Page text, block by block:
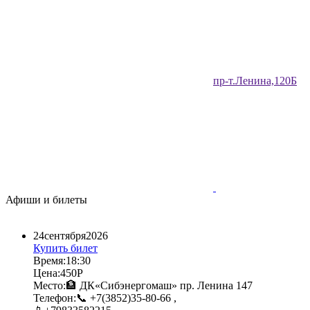
​пр-т.Ленина,120Б​
Афиши и билеты
24​сентября​2026​
Купить билет
Время:18:30​
Цена:450Р​
Место:🏦 ДК«Сибэнергомаш» пр. Ленина 147​
Телефон:📞 +7(3852)35-80-66 ,